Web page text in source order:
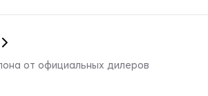
от официальных дилеров